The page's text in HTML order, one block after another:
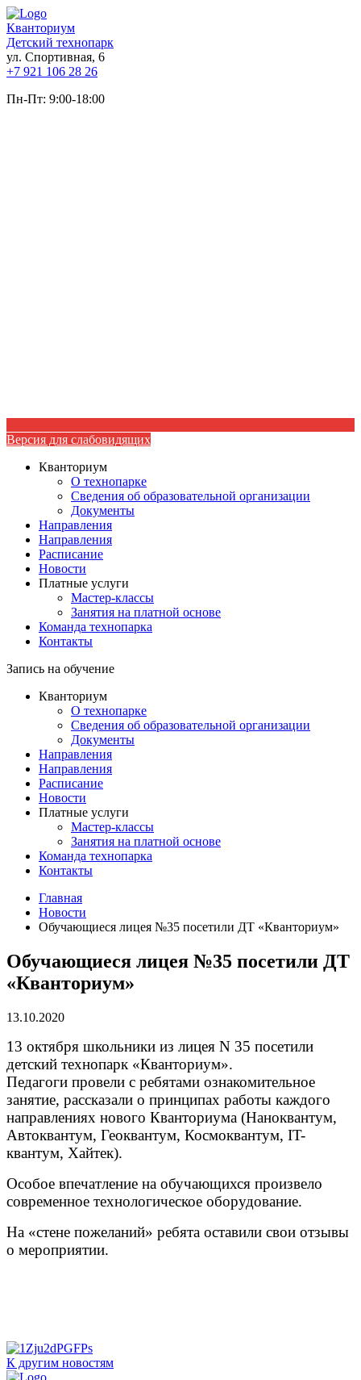
Кванториум
Детский технопарк
ул. Спортивная, 6
+7 921 106 28 26
Пн-Пт: 9:00-18:00
Версия для слабовидящих
Кванториум
О технопарке
Сведения об образовательной организации
Документы
Направления
Направления
Расписание
Новости
Платные услуги
Мастер-классы
Занятия на платной основе
Команда технопарка
Контакты
Запись на обучение
Кванториум
О технопарке
Сведения об образовательной организации
Документы
Направления
Направления
Расписание
Новости
Платные услуги
Мастер-классы
Занятия на платной основе
Команда технопарка
Контакты
Главная
Новости
Обучающиеся лицея №35 посетили ДТ «Кванториум»
Обучающиеся лицея №35 посетили ДТ
«Кванториум»
13.10.2020
13 октября школьники из лицея N 35 посетили
детский технопарк «Кванториум».
Педагоги провели с ребятами ознакомительное
занятие, рассказали о принципах работы каждого
направлениях нового Кванториума (Наноквантум,
Автоквантум, Геоквантум, Космоквантум, IT-
квантум, Хайтек).
Особое впечатление на обучающихся произвело
современное технологическое оборудование.
На «стене пожеланий» ребята оставили свои отзывы
о мероприятии.
К другим новостям